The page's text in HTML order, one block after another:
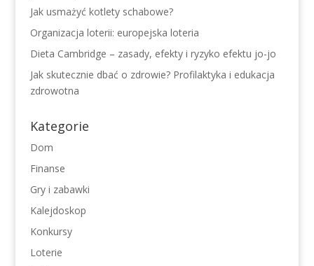
Jak usmażyć kotlety schabowe?
Organizacja loterii: europejska loteria
Dieta Cambridge – zasady, efekty i ryzyko efektu jo-jo
Jak skutecznie dbać o zdrowie? Profilaktyka i edukacja
zdrowotna
Kategorie
Dom
Finanse
Gry i zabawki
Kalejdoskop
Konkursy
Loterie